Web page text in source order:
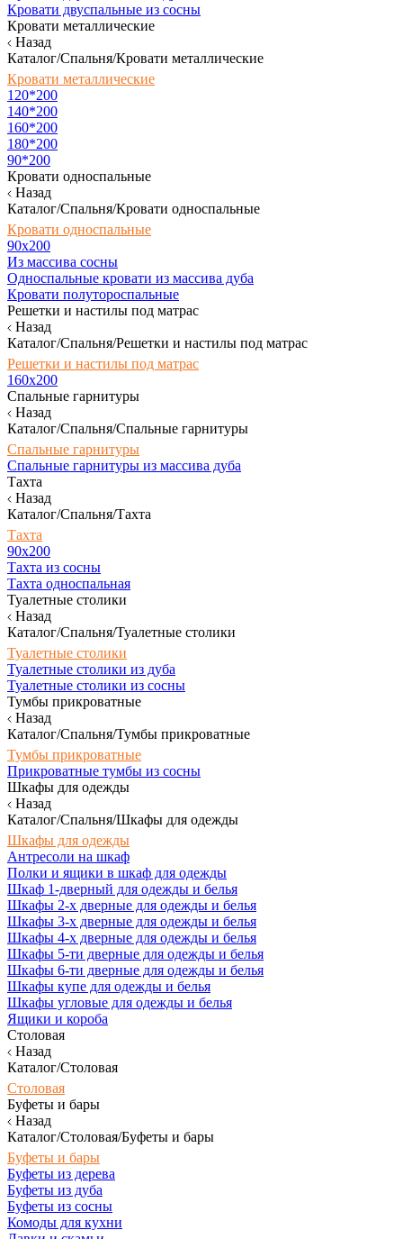
Кровати двуспальные из сосны
Кровати металлические
Назад
Каталог/Спальня/Кровати металлические
Кровати металлические
120*200
140*200
160*200
180*200
90*200
Кровати односпальные
Назад
Каталог/Спальня/Кровати односпальные
Кровати односпальные
90х200
Из массива сосны
Односпальные кровати из массива дуба
Кровати полутороспальные
Решетки и настилы под матрас
Назад
Каталог/Спальня/Решетки и настилы под матрас
Решетки и настилы под матрас
160х200
Спальные гарнитуры
Назад
Каталог/Спальня/Спальные гарнитуры
Спальные гарнитуры
Спальные гарнитуры из массива дуба
Тахта
Назад
Каталог/Спальня/Тахта
Тахта
90х200
Тахта из сосны
Тахта односпальная
Туалетные столики
Назад
Каталог/Спальня/Туалетные столики
Туалетные столики
Туалетные столики из дуба
Туалетные столики из сосны
Тумбы прикроватные
Назад
Каталог/Спальня/Тумбы прикроватные
Тумбы прикроватные
Прикроватные тумбы из сосны
Шкафы для одежды
Назад
Каталог/Спальня/Шкафы для одежды
Шкафы для одежды
Антресоли на шкаф
Полки и ящики в шкаф для одежды
Шкаф 1-дверный для одежды и белья
Шкафы 2-х дверные для одежды и белья
Шкафы 3-х дверные для одежды и белья
Шкафы 4-х дверные для одежды и белья
Шкафы 5-ти дверные для одежды и белья
Шкафы 6-ти дверные для одежды и белья
Шкафы купе для одежды и белья
Шкафы угловые для одежды и белья
Ящики и короба
Столовая
Назад
Каталог/Столовая
Столовая
Буфеты и бары
Назад
Каталог/Столовая/Буфеты и бары
Буфеты и бары
Буфеты из дерева
Буфеты из дуба
Буфеты из сосны
Комоды для кухни